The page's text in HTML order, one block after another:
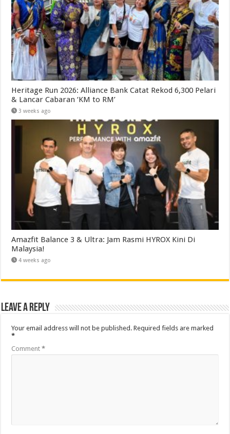
Heritage Run 2026: Alliance Bank Catat Rekod 6,300 Pelari
& Lancar Cabaran ‘KM to RM’
3 weeks ago
Amazfit Balance 3 & Ultra: Jam Rasmi HYROX Kini Di
Malaysia!
4 weeks ago
Leave a Reply
Your email address will not be published. Required fields are marked
*
Comment*